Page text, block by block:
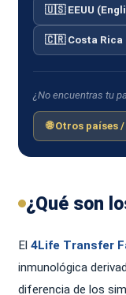
🇺🇸 EEUU
🇨🇷 Costa Rica
¿No encuentras tu
🌐 Otros países
¿Qué son
El 4Life Transfer
inmunológica
diferencia de los